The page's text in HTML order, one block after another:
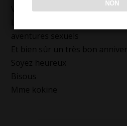
Vous êtes fabuleux les
aventures sexuels
Et bien sûr un très bon
Soyez heureux
Bisous
Mme kokine
NON